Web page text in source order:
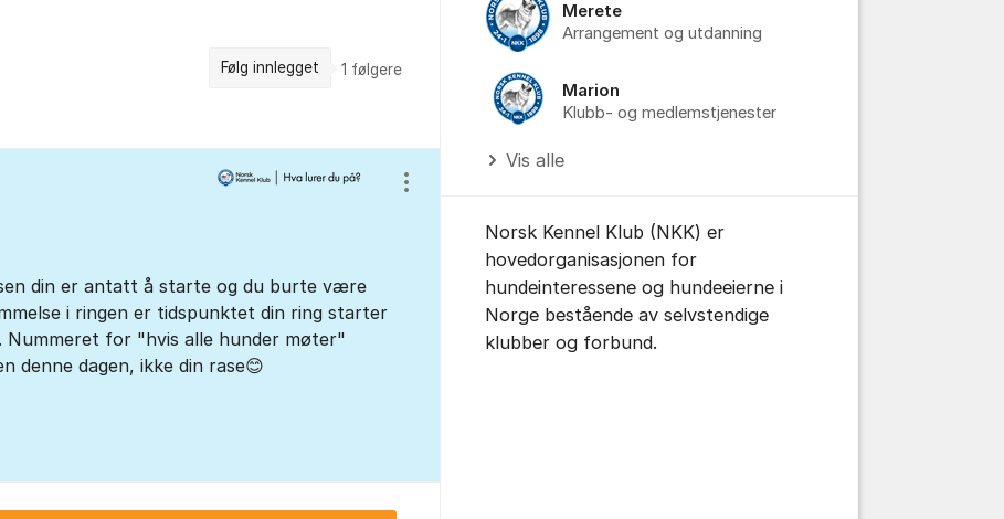
Følg innlegget 1 følgere
din er antatt å starte og du burte være
i ringen er tidspunktet din ring starter
Nummeret for "hvis alle hunder møter"
denne dagen, ikke din rase😊
Vis/skjul innstillinger for innlegg/kommentarer
Merete
Arrangement og utdanning
Marion
Klubb- og medlemstjenester
Vis alle
Norsk Kennel Klub (NKK) er
hovedorganisasjonen for
hundeinteressene og hundeeierne i
Norge bestående av selvstendige
klubber og forbund.